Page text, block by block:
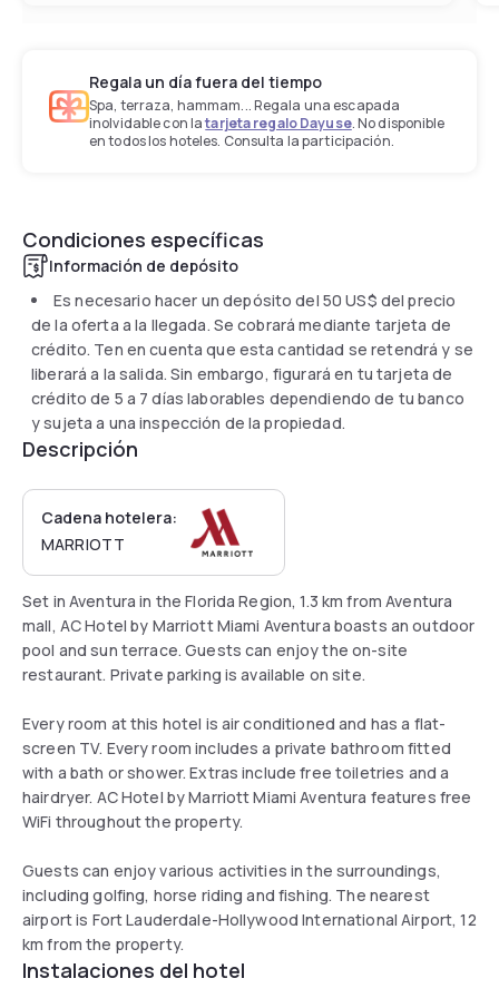
Regala un día fuera del tiempo
Spa, terraza, hammam... Regala una escapada
inolvidable con latarjeta regalo Dayuse. No disponible
en todos los hoteles. Consulta la participación.
Condiciones específicas
Información de depósito
Es necesario hacer un depósito del 50 US$ del precio
de la oferta a la llegada. Se cobrará mediante tarjeta de
crédito. Ten en cuenta que esta cantidad se retendrá y se
liberará a la salida. Sin embargo, figurará en tu tarjeta de
crédito de 5 a 7 días laborables dependiendo de tu banco
y sujeta a una inspección de la propiedad.
Descripción
Cadena hotelera:
MARRIOTT
Set in Aventura in the Florida Region, 1.3 km from Aventura
mall, AC Hotel by Marriott Miami Aventura boasts an outdoor
pool and sun terrace. Guests can enjoy the on-site
restaurant. Private parking is available on site.
Every room at this hotel is air conditioned and has a flat-
screen TV. Every room includes a private bathroom fitted
with a bath or shower. Extras include free toiletries and a
hairdryer. AC Hotel by Marriott Miami Aventura features free
WiFi throughout the property.
Guests can enjoy various activities in the surroundings,
including golfing, horse riding and fishing. The nearest
airport is Fort Lauderdale-Hollywood International Airport, 12
km from the property.
Instalaciones del hotel